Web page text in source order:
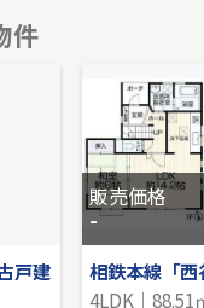
「鷺沼」新築戸建
㎡｜南
件
戸建
販売価格
-
相鉄本線「
4LDK｜88.51